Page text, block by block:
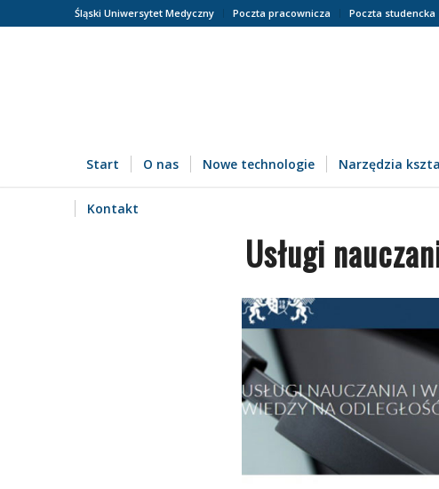
Śląski Uniwersytet Medyczny Poczta pracownicza Poczta studencka
Start O nas Nowe technologie Narzędzia
Kontakt
Usługi